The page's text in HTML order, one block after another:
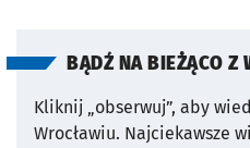
BĄDŹ NA BIEŻĄCO Z
Kliknij „obserwuj”, aby
Wrocławiu. Najciekawsze